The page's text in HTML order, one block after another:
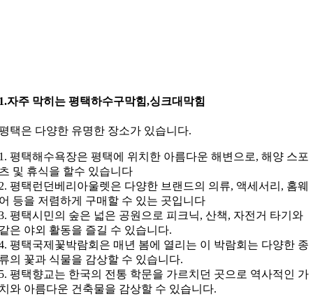
자주 막히는 평택하수구막힘,싱크대막힘
택은 다양한 유명한 장소가 있습니다.
평택해수욕장은 평택에 위치한 아름다운 해변으로, 해양 스포
및 휴식을 할수 있습니다
평택런던베리아울렛은 다양한 브랜드의 의류, 액세서리, 홈웨
등을 저렴하게 구매할 수 있는 곳입니다
평택시민의 숲은 넓은 공원으로 피크닉, 산책, 자전거 타기와
은 야외 활동을 즐길 수 있습니다.
평택국제꽃박람회은 매년 봄에 열리는 이 박람회는 다양한 종
의 꽃과 식물을 감상할 수 있습니다.
평택향교는 한국의 전통 학문을 가르치던 곳으로 역사적인 가
와 아름다운 건축물을 감상할 수 있습니다.